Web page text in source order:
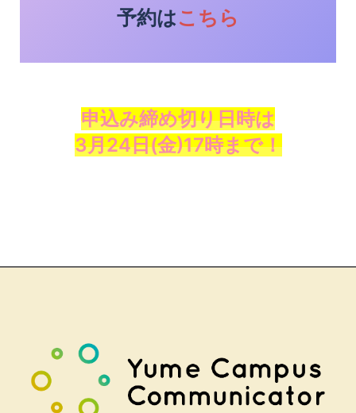
予約はこちら
申込み締め切り日時は
3月24日(金)17時まで！